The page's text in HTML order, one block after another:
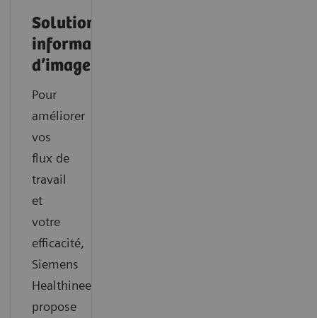
Solutions
informatiques
d’imagerie
Pour
améliorer
vos
flux de
travail
et
votre
efficacité,
Siemens
Healthineers
propose